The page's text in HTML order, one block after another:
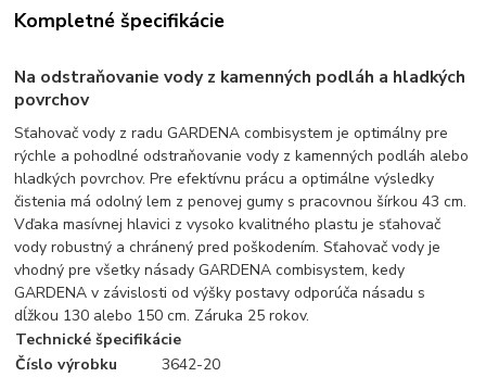
Kompletné špecifikácie
Na odstraňovanie vody z kamenných podláh a hladkých
povrchov
Sťahovač vody z radu GARDENA combisystem je optimálny pre
rýchle a pohodlné odstraňovanie vody z kamenných podláh alebo
hladkých povrchov. Pre efektívnu prácu a optimálne výsledky
čistenia má odolný lem z penovej gumy s pracovnou šírkou 43 cm.
Vďaka masívnej hlavici z vysoko kvalitného plastu je sťahovač
vody robustný a chránený pred poškodením. Sťahovač vody je
vhodný pre všetky násady GARDENA combisystem, kedy
GARDENA v závislosti od výšky postavy odporúča násadu s
dĺžkou 130 alebo 150 cm. Záruka 25 rokov.
Technické špecifikácie
Číslo výrobku
3642-20